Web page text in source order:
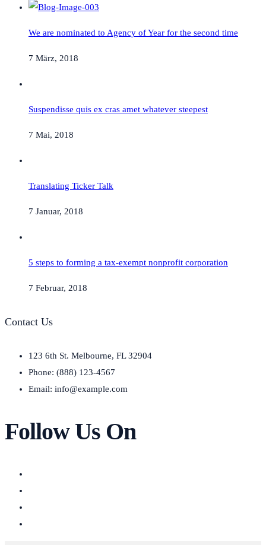
We are nominated to Agency of Year for the second time
7 März, 2018
Suspendisse quis ex cras amet whatever steepest
7 Mai, 2018
Translating Ticker Talk
7 Januar, 2018
5 steps to forming a tax-exempt nonprofit corporation
7 Februar, 2018
Contact Us
123 6th St. Melbourne, FL 32904
Phone: (888) 123-4567
Email: info@example.com
Follow Us On